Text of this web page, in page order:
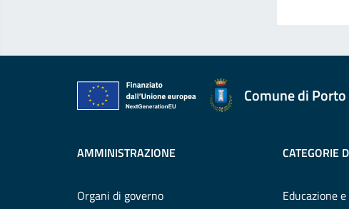
Comune di
AMMINISTRAZIONE
Organi di governo
CATEGORIE
Educazione